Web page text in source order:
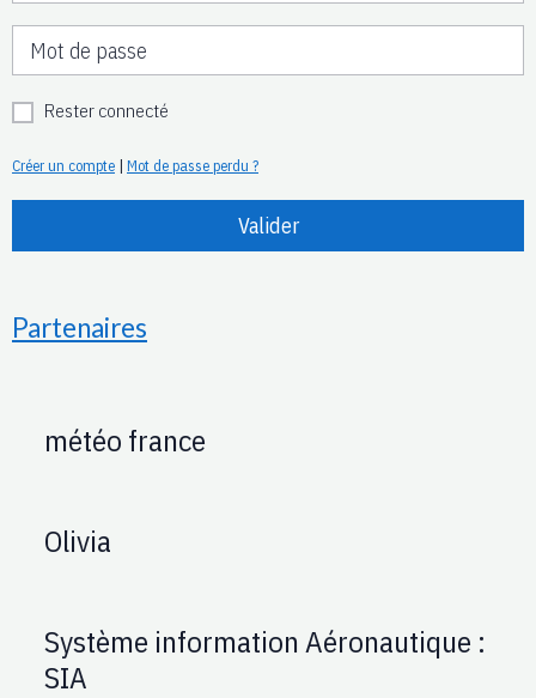
Rester connecté
Créer un compte | Mot de passe perdu ?
Valider
Partenaires
météo france
Olivia
Système information Aéronautique :
SIA